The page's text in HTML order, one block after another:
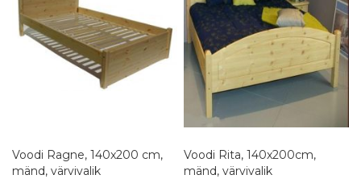
Voodi Ragne, 140x200 cm,
mänd, värvivalik
Voodi Rita, 140x200cm,
mänd, värvivalik